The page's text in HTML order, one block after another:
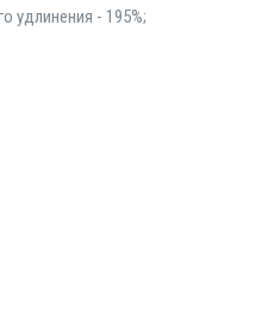
удлинения - 195%;